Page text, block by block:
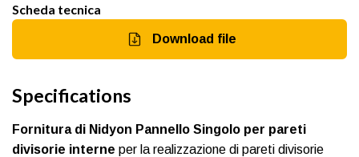
Scheda tecnica
Download file
Specifications
Fornitura di Nidyon Pannello Singolo per pareti
divisorie interne per la realizzazione di pareti divisorie